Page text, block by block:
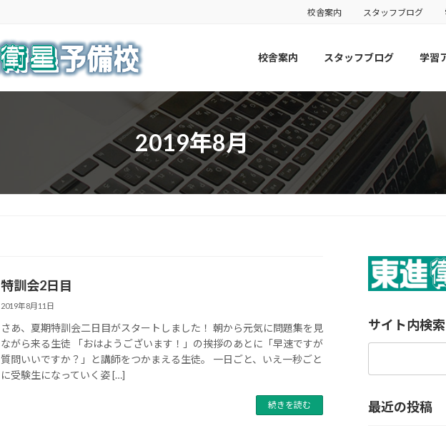
校舎案内 スタッフブログ
校舎案内 スタッフブログ 学習
2019年8月
特訓会2日目
2019年8月11日
さあ、夏期特訓会二日目がスタートしました！ 朝から元気に問題集を見
ながら来る生徒 「おはようございます！」の挨拶のあとに「早速ですが
質問いいですか？」と講師をつかまえる生徒。 一日ごと、いえ一秒ごと
に受験生になっていく姿 […]
続きを読む
サイト内検索
最近の投稿